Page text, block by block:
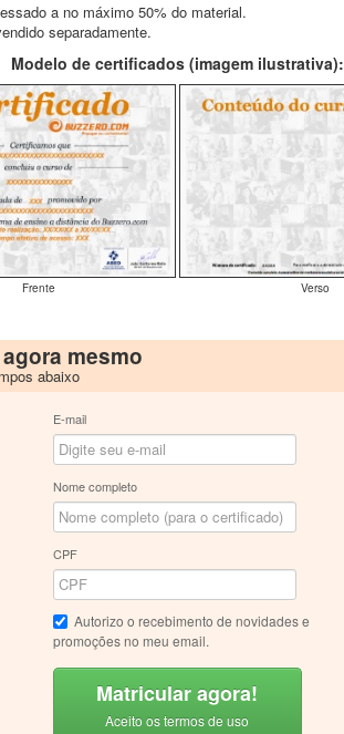
a no máximo 50% do material.
separadamente.
Modelo de certificados (imagem ilustrativa):
Frente Verso
mesmo
abaixo
E-mail
Nome completo
CPF
Autorizo o recebimento de novidades e
promoções no meu email.
Matricular agora!
Aceito os termos de uso